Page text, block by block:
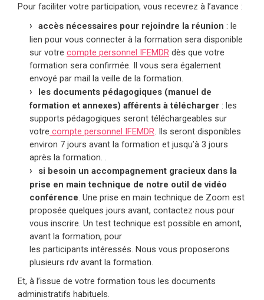
Pour faciliter votre participation, vous recevrez à l’avance :
accès nécessaires pour rejoindre la réunion : le
lien pour vous connecter à la formation sera disponible
sur votre compte personnel IFEMDR dès que votre
formation sera confirmée. Il vous sera également
envoyé par mail la veille de la formation.
les documents pédagogiques (manuel de
formation et annexes) afférents à télécharger : les
supports pédagogiques seront téléchargeables sur
votre compte personnel IFEMDR. Ils seront disponibles
environ 7 jours avant la formation et jusqu’à 3 jours
après la formation. .
si besoin un accompagnement gracieux dans la
prise en main technique de notre outil de vidéo
conférence. Une prise en main technique de Zoom est
proposée quelques jours avant, contactez nous pour
vous inscrire. Un test technique est possible en amont,
avant la formation, pour
les participants intéressés. Nous vous proposerons
plusieurs rdv avant la formation.
Et, à l’issue de votre formation tous les documents
administratifs habituels.